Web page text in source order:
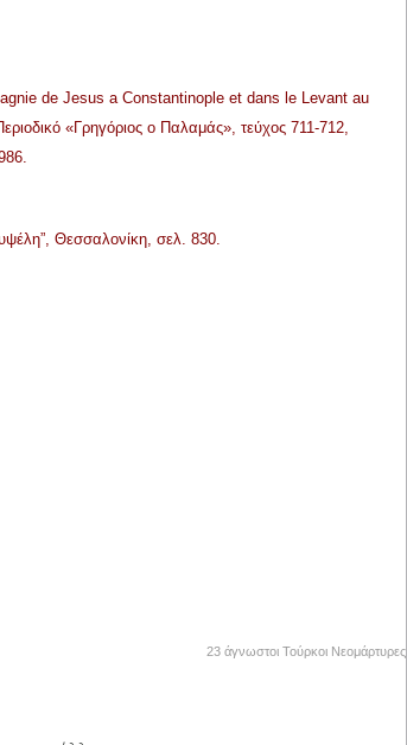
de Jesus a Constantinople et dans le Levant au
«Γρηγόριος ο Παλαμάς», τεύχος 711-712,
Θεσσαλονίκη, σελ. 830.
23 άγνωστοι Τούρκοι Νεομάρτυρες